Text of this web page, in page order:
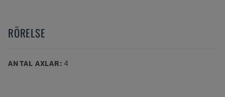
RÖRELSE
ANTAL AXLAR: 4